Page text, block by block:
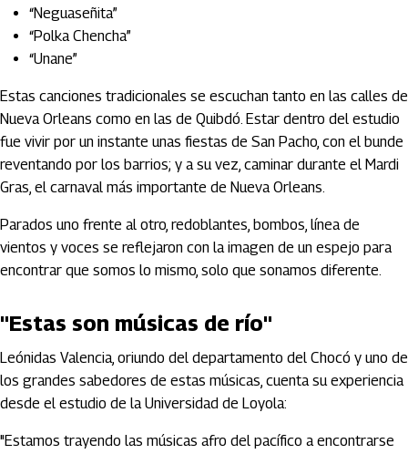
“Neguaseñita”
“Polka Chencha”
“Unane”
Estas canciones tradicionales se escuchan tanto en las calles de
Nueva Orleans como en las de Quibdó. Estar dentro del estudio
fue vivir por un instante unas fiestas de San Pacho, con el bunde
reventando por los barrios; y a su vez, caminar durante el Mardi
Gras, el carnaval más importante de Nueva Orleans.
Parados uno frente al otro, redoblantes, bombos, línea de
vientos y voces se reflejaron con la imagen de un espejo para
encontrar que somos lo mismo, solo que sonamos diferente.
"Estas son músicas de río"
Leónidas Valencia, oriundo del departamento del Chocó y uno de
los grandes sabedores de estas músicas, cuenta su experiencia
desde el estudio de la Universidad de Loyola:
"Estamos trayendo las músicas afro del pacífico a encontrarse